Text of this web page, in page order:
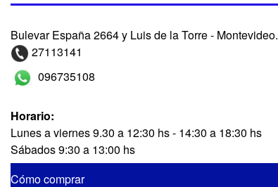
Bulevar España 2664 y Luis de la Torre - Montevideo.
27113141
096735108
Horario:
Lunes a viernes 9.30 a 12:30 hs - 14:30 a 18:30 hs
Sábados 9:30 a 13:00 hs
Cómo comprar